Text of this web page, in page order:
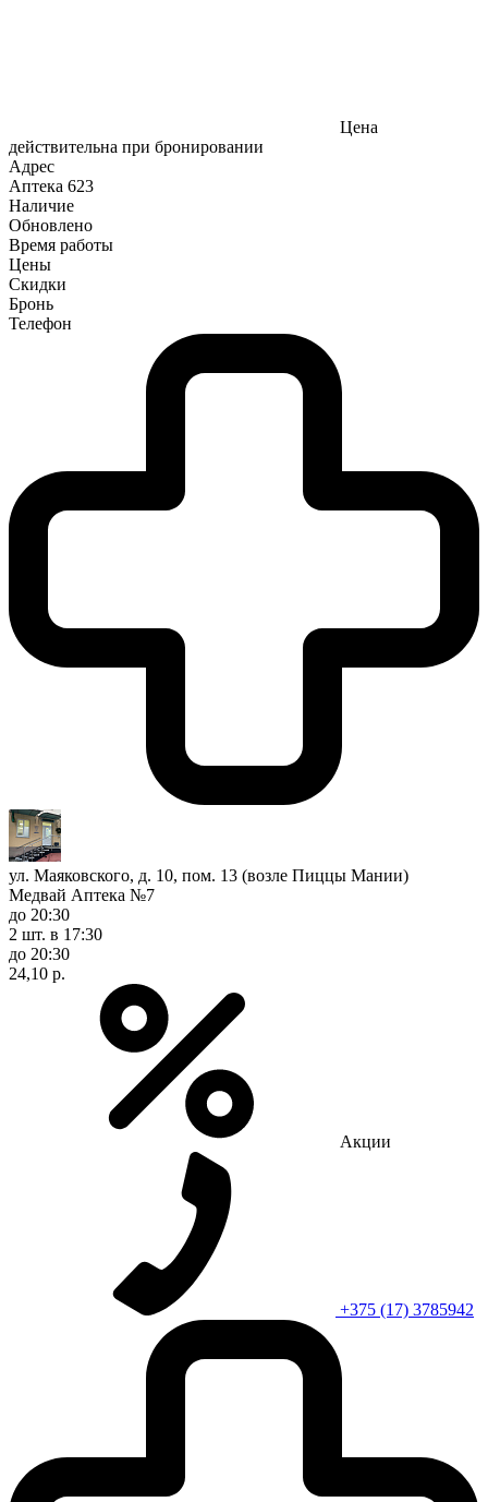
Цена
действительна при бронировании
Адрес
Аптека 623
Наличие
Обновлено
Время работы
Цены
Скидки
Бронь
Телефон
ул. Маяковского, д. 10, пом. 13 (возле Пиццы Мании)
Медвай Аптека №7
до 20:30
2 шт. в 17:30
до 20:30
24,10 р.
Акции
+375 (17) 3785942